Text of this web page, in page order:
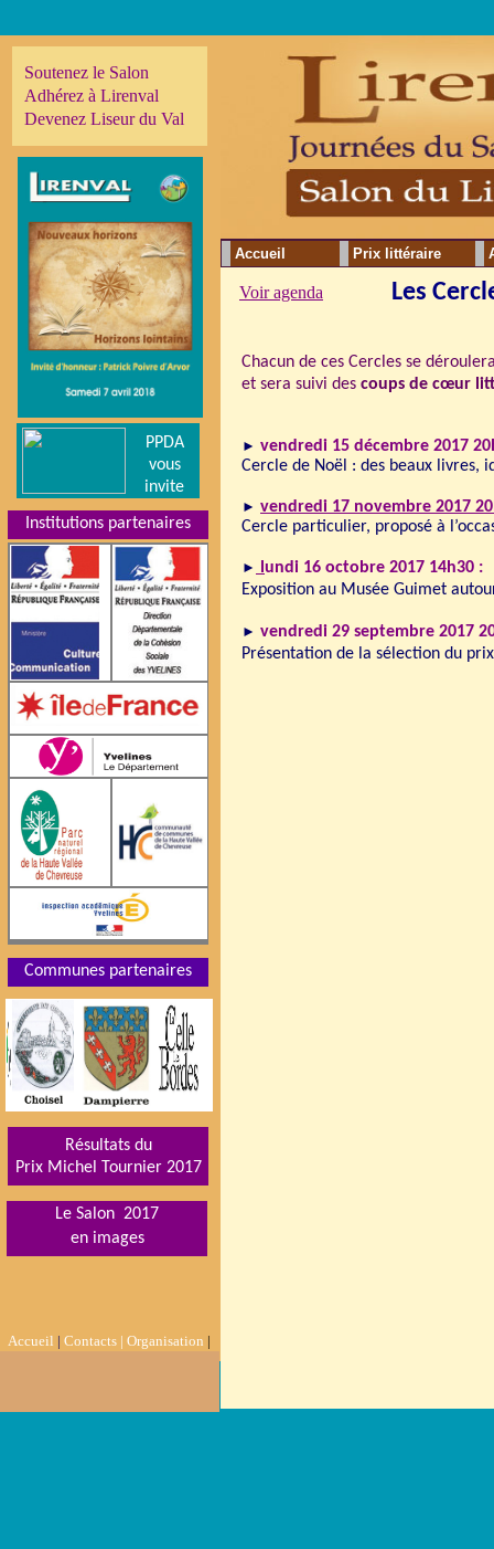
Voir agenda Les
Chacun de ces Cercles se
et sera suivi des coups de cœur
► vendredi 15 décembre 2017
Cercle de Noël : des beaux livres,
► vendredi 17 novembre 2017
Cercle particulier, proposé à
► undi 16 octobre 2017 14h30 :
Exposition au Musée Guimet
► vendredi 29 septembre 2017
Présentation de la sélection du
Accueil Prix littéraire
Soutenez le Salon
Adhérez à Lirenval
Devenez Liseur du Val
PPDA
vous
invite
Accueil | Contacts | Organisation |
Institutions partenaires
Communes partenaires
Le Salon 2017
en images
Résultats du
Prix Michel Tournier 2017